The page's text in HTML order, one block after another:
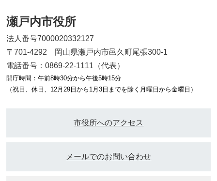
瀬戸内市役所
法人番号7000020332127
〒701-4292 岡山県瀬戸内市邑久町尾張300-1
電話番号：0869-22-1111（代表）
開庁時間：午前8時30分から午後5時15分
（祝日、休日、12月29日から1月3日までを除く月曜日から金曜日）
市役所へのアクセス
メールでのお問い合わせ